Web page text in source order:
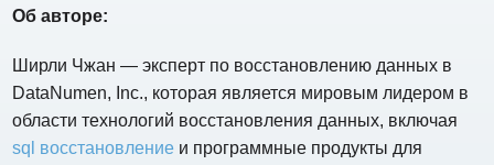
Об авторе:
Ширли Чжан — эксперт по восстановлению данных в
DataNumen, Inc., которая является мировым лидером в
области технологий восстановления данных, включая
sql восстановление и программные продукты для